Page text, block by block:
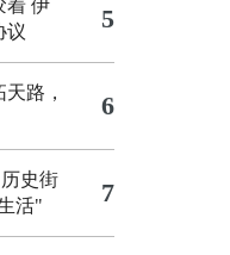
着 伊
议
5
路，
6
历史街
活"
7